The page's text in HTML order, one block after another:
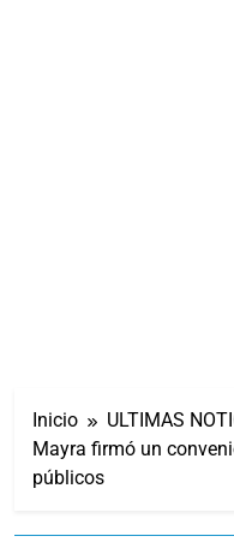
Inicio
ULTIMAS
Mayra firmó un
públicos